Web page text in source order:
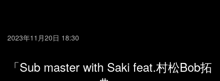
2023年11月20日 18:30
「Sub master with Saki feat.村松Bob拓